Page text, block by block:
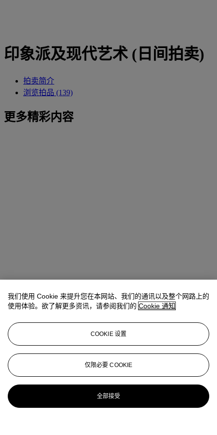
印象派及现代艺术 (日间拍卖)
拍卖简介
浏览拍品 (139)
更多精彩内容
我们使用 Cookie 来提升您在本网站、我们的通讯以及整个网路上的
使用体验。欲了解更多资讯，请参阅我们的 Cookie 通知
COOKIE 设置
仅限必要 COOKIE
全部接受